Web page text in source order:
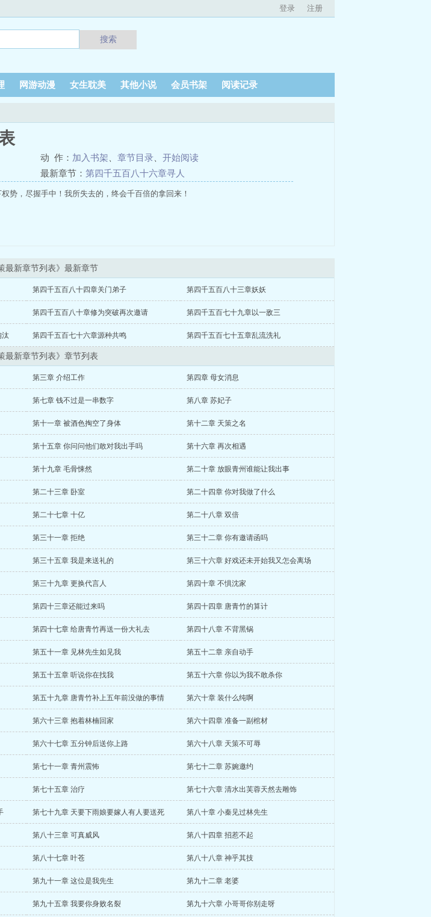
登录 注册
搜索
网游动漫 女生耽美 其他小说 会员书架 阅读记录
动 作： 加入书架 章节目录
开始阅读
最新章节： 第四千五百八十六章寻人
势，尽握手中！我所失去的，终会千百倍的拿回来！
最新章节列表》最新章节
第四千五百八十四章关门弟子 第四千五百八十三章妖妖
第四千五百八十章修为突破再次邀请 第四千五百七十九章以一敌三
汰 第四千五百七十六章源种共鸣 第四千五百七十五章乱流洗礼
最新章节列表》章节列表
第三章 介绍工作 第四章 母女消息
第七章 钱不过是一串数字 第八章 苏妃子
第十一章 被酒色掏空了身体 第十二章 天策之名
第十五章 你问问他们敢对我出手吗 第十六章 再次相遇
第十九章 毛骨悚然 第二十章 放眼青州谁能让我出事
第二十三章 卧室 第二十四章 你对我做了什么
第二十七章 十亿 第二十八章 双倍
第三十一章 拒绝 第三十二章 你有邀请函吗
第三十五章 我是来送礼的 第三十六章 好戏还未开始我又怎会离场
第三十九章 更换代言人 第四十章 不惧沈家
第四十三章还能过来吗 第四十四章 唐青竹的算计
第四十七章 给唐青竹再送一份大礼去 第四十八章 不背黑锅
第五十一章 见林先生如见我 第五十二章 亲自动手
第五十五章 听说你在找我 第五十六章 你以为我不敢杀你
第五十九章 唐青竹补上五年前没做的事情 第六十章 装什么纯啊
第六十三章 抱着林楠回家 第六十四章 准备一副棺材
第六十七章 五分钟后送你上路 第六十八章 天策不可辱
第七十一章 青州震怖 第七十二章 苏婉邀约
第七十五章 治疗 第七十六章 清水出芙蓉天然去雕饰
第七十九章 天要下雨娘要嫁人有人要送死 第八十章 小秦见过林先生
第八十三章 可真威风 第八十四章 招惹不起
第八十七章 叶苍 第八十八章 神乎其技
第九十一章 这位是我先生 第九十二章 老婆
第九十五章 我要你身败名裂 第九十六章 小哥哥你别走呀